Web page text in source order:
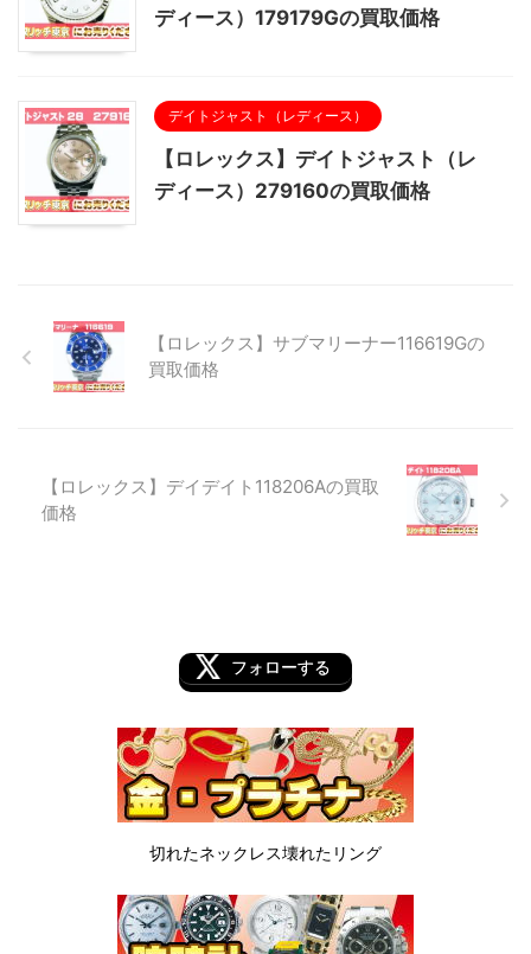
ディース）179179Gの買取価格
デイトジャスト（レディース）
【ロレックス】デイトジャスト（レ
ディース）279160の買取価格
【ロレックス】サブマリーナー116619Gの
買取価格
【ロレックス】デイデイト118206Aの買取
価格
フォローする
切れたネックレス壊れたリング